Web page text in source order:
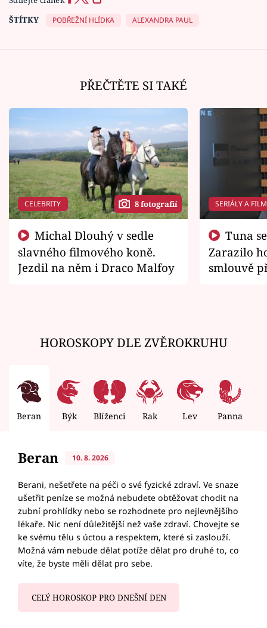
ŠTÍTKY
POBŘEŽNÍ HLÍDKA ALEXANDRA PAUL
PŘEČTĚTE SI TAKÉ
CELEBRITY 8 fotografií
slavného filmového koně.
Jezdil na něm i Draco Malfoy
SERIÁLY A
Zarazilo
smlouvě
HOROSKOPY DLE ZVĚROKRUHU
Beran Býk Blíženci Rak Lev Panna
Beran 10. 8. 2026
Berani, nešetřete na péči o své fyzické zdraví. Ve snaze
ušetřit peníze se možná nebudete obtěžovat chodit na
zubní prohlídky nebo se rozhodnete pro nejlevnějšího
lékaře. Nic není důležitější než vaše zdraví. Chovejte se
ke svému tělu s úctou a respektem, které si zaslouží.
Možná vám nebude dělat potíže dělat pro druhé to, co
víte, že byste měli dělat pro sebe.
CELÝ HOROSKOP PRO DNEŠNÍ DEN